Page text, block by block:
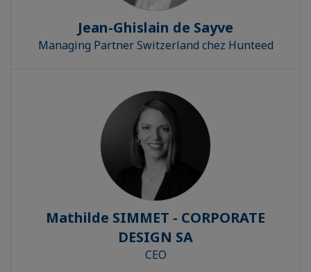
Jean-Ghislain de Sayve
Managing Partner Switzerland chez Hunteed
Mathilde SIMMET - CORPORATE
DESIGN SA
CEO